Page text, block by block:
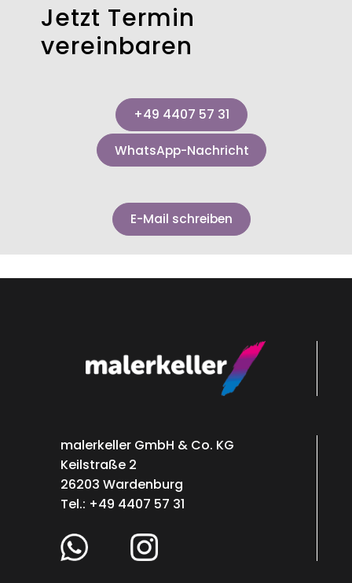
Jetzt Termin
vereinbaren
+49 4407 57 31
WhatsApp-Nachricht
E-Mail schreiben
malerkeller GmbH & Co. KG
Keilstraße 2
26203 Wardenburg
Tel.: +49 4407 57 31